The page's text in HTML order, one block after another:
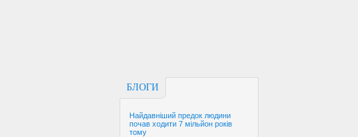
БЛОГИ
Найдавніший предок людини
почав ходити 7 мільйон років
тому